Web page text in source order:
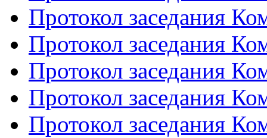
Протокол заседания
Протокол заседания
Протокол заседания
Протокол заседания
Протокол заседания